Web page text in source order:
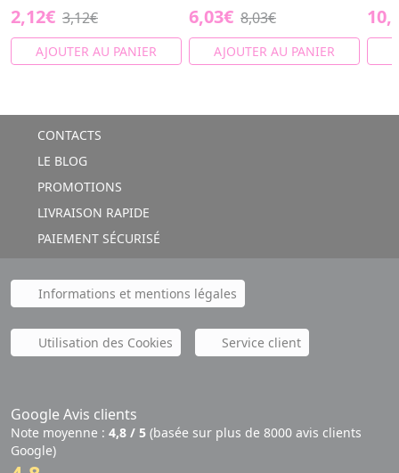
2,12€ 3,12€
AJOUTER AU PANIER
6,03€ 8,03€
AJOUTER AU PANIER
CONTACTS
LE BLOG
PROMOTIONS
LIVRAISON RAPIDE
PAIEMENT SÉCURISÉ
Informations et mentions légales
Utilisation des Cookies Service client
Google Avis clients
Note moyenne : 4,8 / 5 (basée sur plus de 8000 avis clients
Google)